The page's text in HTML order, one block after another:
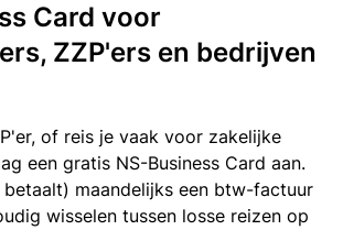
Card voor
ZZP'ers en bedrijven
of reis je vaak voor zakelijke
een gratis NS-Business Card aan.
maandelijks een btw-factuur
wisselen tussen losse reizen op